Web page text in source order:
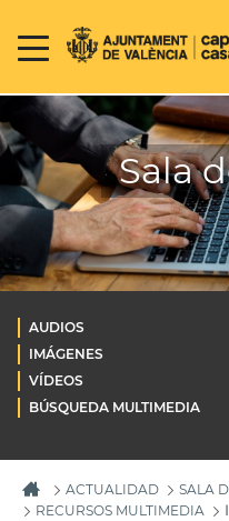
Sala
AUDIOS
IMÁGENES
VÍDEOS
BÚSQUEDA MULTIMEDIA
ACTUALIDAD
SALA
RECURSOS MULTIMEDIA